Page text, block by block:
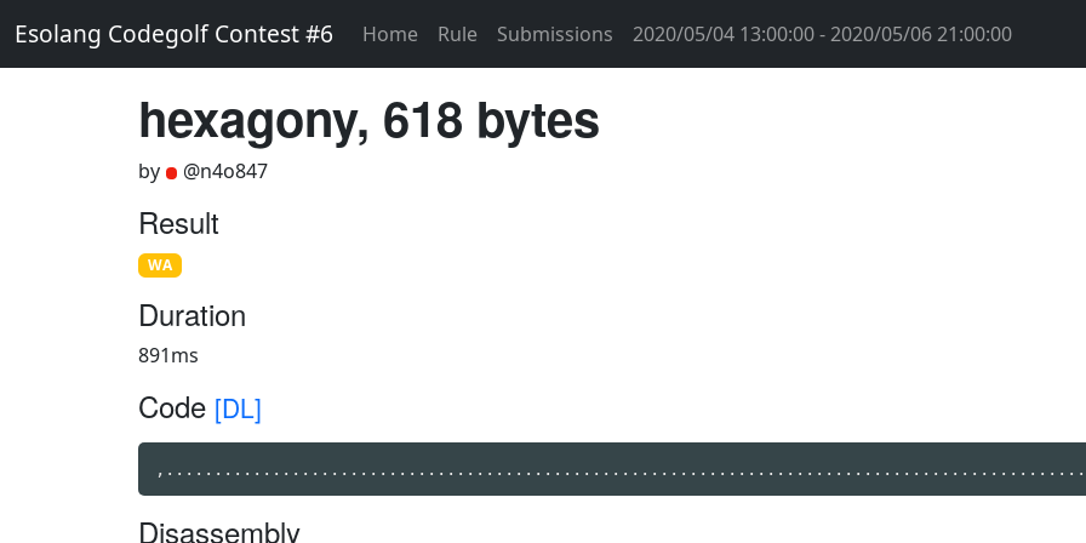
Esolang Codegolf Contest #6 Home Rule Submissions 2020/05/04 13:00:00 - 2020/05/06 21:00:00
hexagony, 618 bytes
by @n4o847
Result
WA
Duration
891ms
Code [DL]
Disassembly